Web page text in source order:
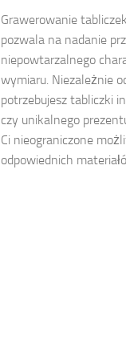
Grawerowanie
pozwala na nadanie
niepowtarzalnego
wymiaru. Niezależnie
potrzebujesz tabliczki
czy unikalnego
Ci nieograniczone
odpowiednich